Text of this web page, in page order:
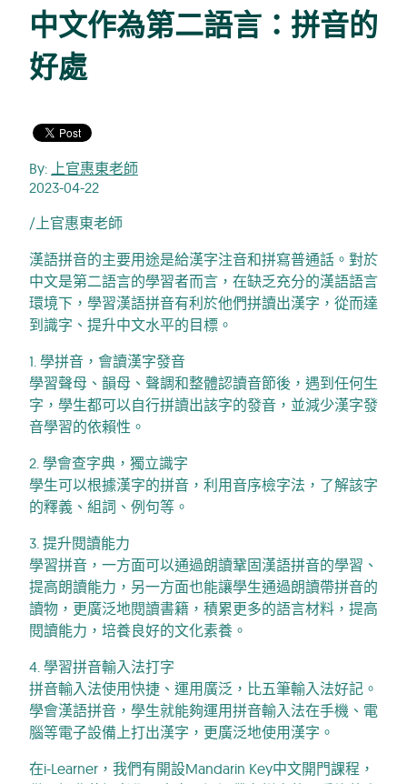
中文作為第二語言：拼音的
好處
By: 上官惠東老師
2023-04-22
/上官惠東老師
漢語拼音的主要用途是給漢字注音和拼寫普通話。對於
中文是第二語言的學習者而言，在缺乏充分的漢語語言
環境下，學習漢語拼音有利於他們拼讀出漢字，從而達
到識字、提升中文水平的目標。
1. 學拼音，會讀漢字發音
學習聲母、韻母、聲調和整體認讀音節後，遇到任何生
字，學生都可以自行拼讀出該字的發音，並減少漢字發
音學習的依賴性。
2. 學會查字典，獨立識字
學生可以根據漢字的拼音，利用音序檢字法，了解該字
的釋義、組詞、例句等。
3. 提升閱讀能力
學習拼音，一方面可以通過朗讀鞏固漢語拼音的學習、
提高朗讀能力，另一方面也能讓學生通過朗讀帶拼音的
讀物，更廣泛地閱讀書籍，積累更多的語言材料，提高
閱讀能力，培養良好的文化素養。
4. 學習拼音輸入法打字
拼音輸入法使用快捷、運用廣泛，比五筆輸入法好記。
學會漢語拼音，學生就能夠運用拼音輸入法在手機、電
腦等電子設備上打出漢字，更廣泛地使用漢字。
在i-Learner，我們有開設Mandarin Key中文開門課程，